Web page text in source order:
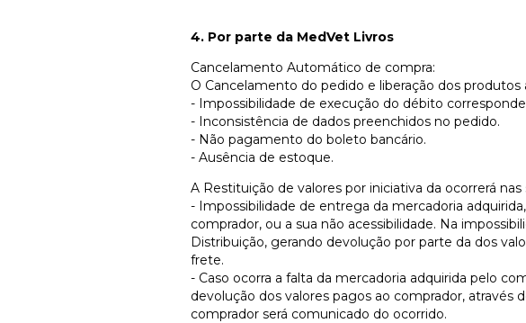
4. Por parte da MedVet Livros
Cancelamento Automático de compra:
O Cancelamento do pedido e liberação dos
- Impossibilidade de execução do débito
- Inconsistência de dados preenchidos no pedido.
- Não pagamento do boleto bancário.
- Ausência de estoque.
A Restituição de valores por iniciativa da ocorrerá
- Impossibilidade de entrega da mercadoria
comprador, ou a sua não acessibilidade. Na
Distribuição, gerando devolução por parte da dos
frete.
- Caso ocorra a falta da mercadoria adquirida pelo
devolução dos valores pagos ao comprador,
comprador será comunicado do ocorrido.